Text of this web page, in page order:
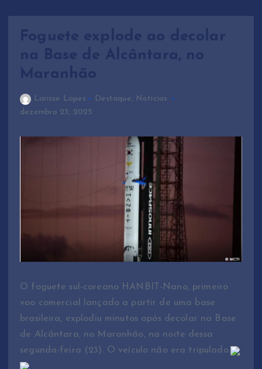
Foguete explode ao decolar
na Base de Alcântara, no
Maranhão
Larisse Lopes Destaque, Notícias
dezembro 23, 2025
O foguete sul-coreano HANBIT-Nano, primeiro
voo comercial lançado a partir de uma base
brasileira, explodiu minutos após decolar na Base
de Alcântara, no Maranhão, na noite dessa
segunda-feira (23). O veículo não era tripulado.